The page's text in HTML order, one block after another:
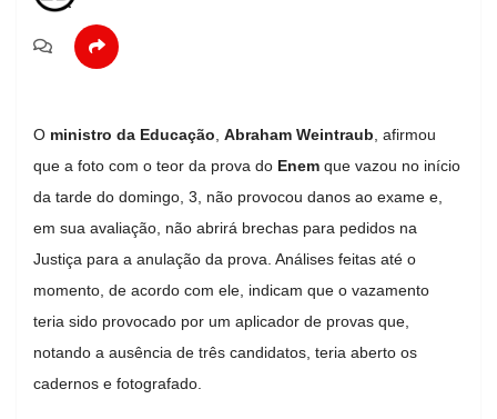
O ministro da Educação Abraham Weintraub , afirmou
que a foto com o teor da prova do Enem que vazou no início
da tarde do domingo, 3, não provocou danos ao exame e,
em sua avaliação, não abrirá brechas para pedidos na
Justiça para a anulação da prova. Análises feitas até o
momento, de acordo com ele, indicam que o vazamento
teria sido provocado por um aplicador de provas que,
notando a ausência de três candidatos, teria aberto os
cadernos e fotografado.